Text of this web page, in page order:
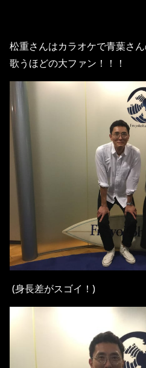
松重さんはカラオケで青葉さ
歌うほどの大ファン！！！
(身長差がスゴイ！)